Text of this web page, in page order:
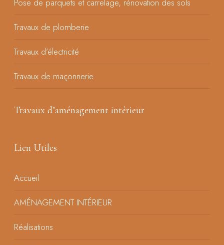
Pose de parquets et carrelage, rénovation des sols
Travaux de plomberie
Travaux d’électricité
Travaux de maçonnerie
Travaux d’aménagement intérieur
Lien Utiles
Accueil
AMÉNAGEMENT INTÉRIEUR
Réalisations